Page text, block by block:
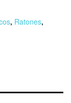
, Ratones,